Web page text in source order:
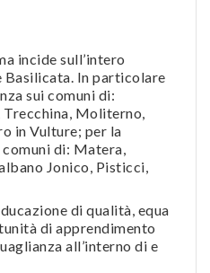
incide sull’intero
In particolare
sui comuni di:
Trecchina, Moliterno,
in Vulture; per la
di: Matera,
Jonico, Pisticci,
di qualità, equa
di apprendimento
all’interno di e